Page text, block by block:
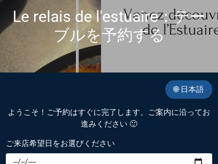
Le relais de l'estuaire：テー
ブルを予約する
🌐 日本語
ようこそ！ご予約はすぐに完了します。ご案内に沿ってお
進みください 🙂
ご来店希望日をお選びください